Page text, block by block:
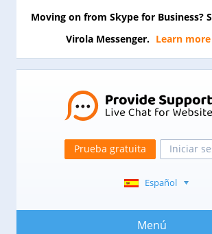
Moving on from Skype for Business?
Virola Messenger. Learn more
Prueba gratuita Iniciar
Español
Menú